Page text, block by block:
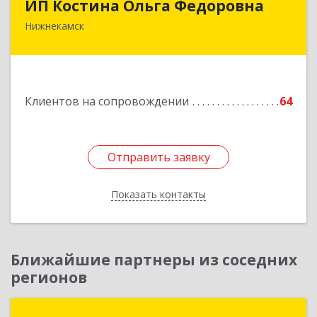
ИП Костина Ольга Федоровна
Нижнекамск
Клиентов на сопровождении 64
Отправить заявку
Показать контакты
Отправить заявку
Назад
Ближайшие партнеры из соседних
регионов